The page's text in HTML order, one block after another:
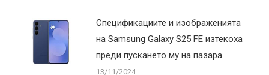
Спецификациите и изображенията
на Samsung Galaxy S25 FE изтекоха
преди пускането му на пазара
13/11/2024